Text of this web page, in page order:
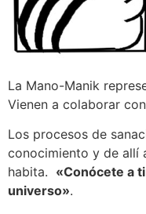
La Mano-Manik
Vienen a colaborar
Los procesos de
conocimiento y de allí
habita. «Conócete a
universo».